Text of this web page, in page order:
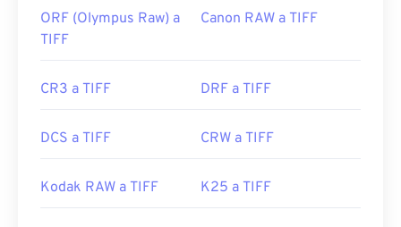
ORF (Olympus Raw) a
TIFF
Canon RAW a TIFF
CR3 a TIFF DRF a TIFF
DCS a TIFF CRW a TIFF
Kodak RAW a TIFF K25 a TIFF